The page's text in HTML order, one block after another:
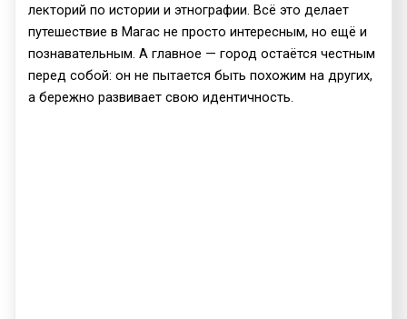
лекторий по истории и этнографии. Всё это делает
путешествие в Магас не просто интересным, но ещё и
познавательным. А главное — город остаётся честным
перед собой: он не пытается быть похожим на других,
а бережно развивает свою идентичность.